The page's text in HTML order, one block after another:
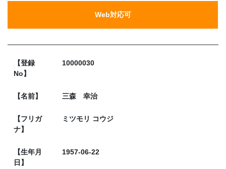
Web対応可
【登録
No】
10000030
【名前】 三森 幸治
【フリガ
ナ】
ミツモリ コウジ
【生年月
日】
1957-06-22